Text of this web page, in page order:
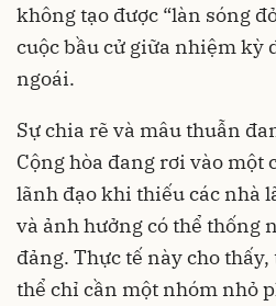
không tạo được “làn sóng
cuộc bầu cử giữa nhiệm kỳ
ngoái.
Sự chia rẽ và mâu thuẫn
Cộng hòa đang rơi vào một
lãnh đạo khi thiếu các nhà
và ảnh hưởng có thể thống
đảng. Thực tế này cho
thể chỉ cần một nhóm nhỏ